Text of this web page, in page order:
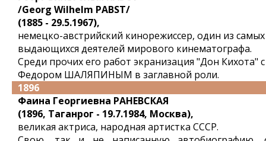
/Georg Wilhelm PABST/
(1885 - 29.5.1967),
немецко-австрийский кинорежиссер, один из самых
выдающихся деятелей мирового кинематографа.
Среди прочих его работ экранизация "Дон Кихота" с
Федором ШАЛЯПИНЫМ в заглавной роли.
1896
Фаина Георгиевна РАНЕВСКАЯ
(1896, Таганрог - 19.7.1984, Москва),
великая актриса, народная артистка СССР.